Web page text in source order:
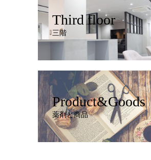
Third floor
三階
Product&Goods
薬剤と商品